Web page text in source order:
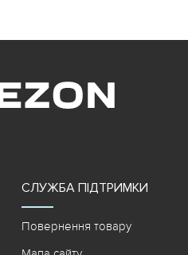
СЛУЖБА ПІДТРИМКИ
Повернення товару